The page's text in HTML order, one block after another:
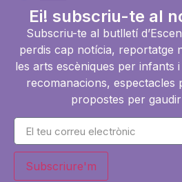
Ei! subscriu-te al
Subscriu-te al butlletí
perdis cap notícia, reportatge
les arts escèniques per infants
recomanacions, espectacles
propostes per
Subscriure'm